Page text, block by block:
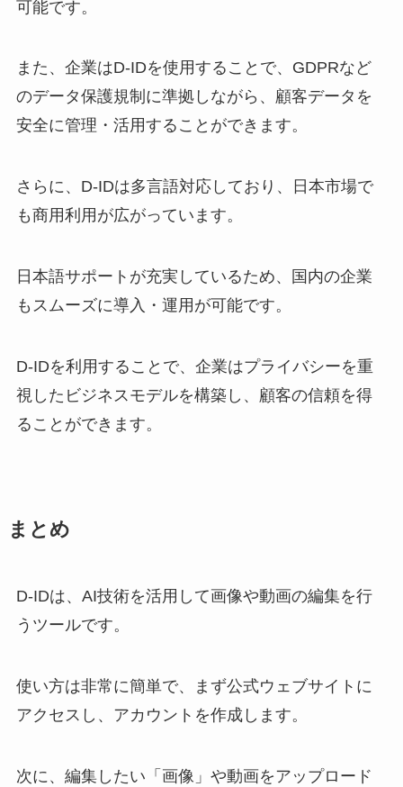
可能です。
また、企業はD-IDを使用することで、GDPRなど
のデータ保護規制に準拠しながら、顧客データを
安全に管理・活用することができます。
さらに、D-IDは多言語対応しており、日本市場で
も商用利用が広がっています。
日本語サポートが充実しているため、国内の企業
もスムーズに導入・運用が可能です。
D-IDを利用することで、企業はプライバシーを重
視したビジネスモデルを構築し、顧客の信頼を得
ることができます。
まとめ
D-IDは、AI技術を活用して画像や動画の編集を行
うツールです。
使い方は非常に簡単で、まず公式ウェブサイトに
アクセスし、アカウントを作成します。
次に、編集したい「画像」や動画をアップロード